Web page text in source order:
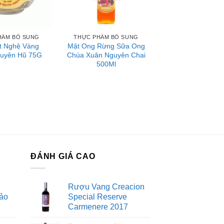
ăn 7g. Cho bé ăn dặm cách bữa ăn
BỔ SUNG
Nghệ Vàng
Hũ 75G
THỰC PHẨM BỔ SUNG
Mật Ong Rừng Sữa Ong
Chúa Xuân Nguyên Chai
500Ml
ĐÁNH GIÁ CAO
Rượu Vang Creacion
Special Reserve
Carmenere 2017